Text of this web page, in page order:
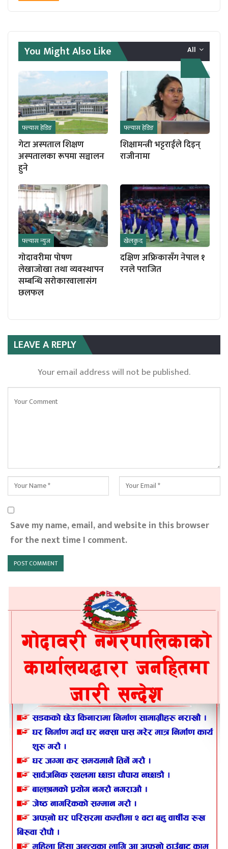
All
You Might Also Like
फ्ल्यास हेडिङ
गेटा अस्पताल शिक्षण
अस्पतालका रूपमा सञ्चालन
हुने
फ्ल्यास हेडिङ
शिक्षामन्त्री भट्टराईले दिइन्
राजीनामा
फ्ल्यास न्युज
गोदावरीमा पोषण
लेखाजोखा तथा व्यवस्थापन
सम्बन्धि सरोकारवालासंग
छलफल
खेलकुद
दक्षिण अफ्रिकासँग नेपाल १
रनले पराजित
LEAVE A REPLY
Your email address will not be published.
Save my name, email, and website in this browser
for the next time I comment.